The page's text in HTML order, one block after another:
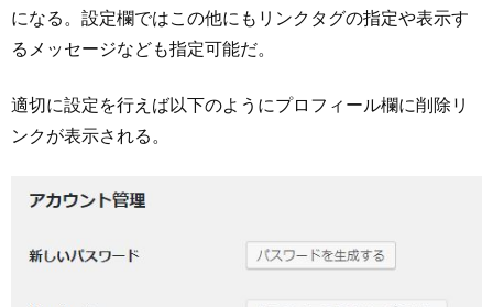
になる。設定欄ではこの他にもリンクタグの指定や表示す
るメッセージなども指定可能だ。
適切に設定を行えば以下のようにプロフィール欄に削除リ
ンクが表示される。